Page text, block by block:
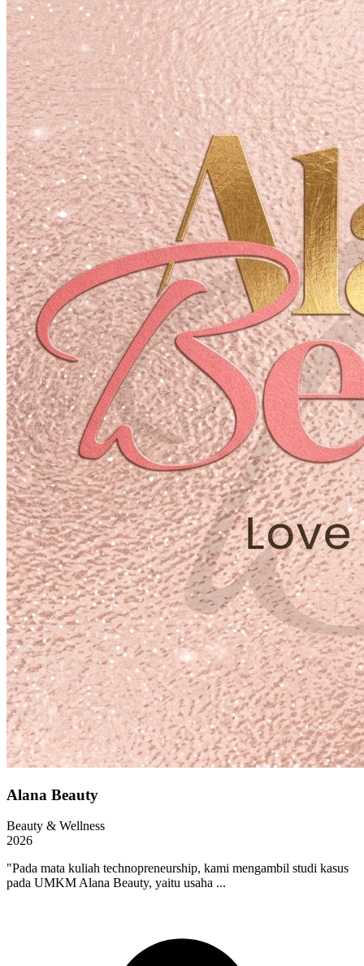
Alana Beauty
Beauty & Wellness
2026
"Pada mata kuliah technopreneurship, kami mengambil studi kasus
pada UMKM Alana Beauty, yaitu usaha ...